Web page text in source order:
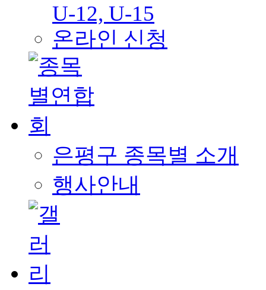
U-12, U-15
온라인 신청
은평구 종목별 소개
행사안내